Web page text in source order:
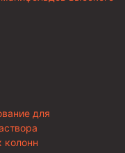
для
колонн